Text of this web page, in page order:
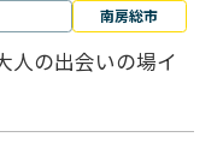
南房総市
人の出会いの場イ